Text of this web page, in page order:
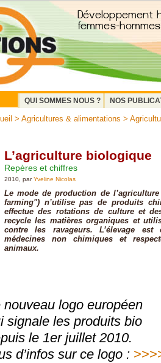
QUI SOMMES NOUS ?
NOS
> Agricultures & alimentations >
L’agriculture biologique
Repères et chiffres
2010, parYveline Nicolas
Le mode de production de
farming") n’utilise pas de produits
effectue des rotations de culture et
recycle les matières organiques et
contre les ravageurs. L’élevage est
médecines non chimiques et
animaux.
nouveau logo européen
signale les produits bio
le 1er juillet 2010.
d’infos sur ce logo :